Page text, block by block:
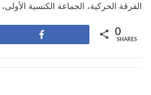
الفرقة الحركية، الجماعة الكنسية
0
SHARES